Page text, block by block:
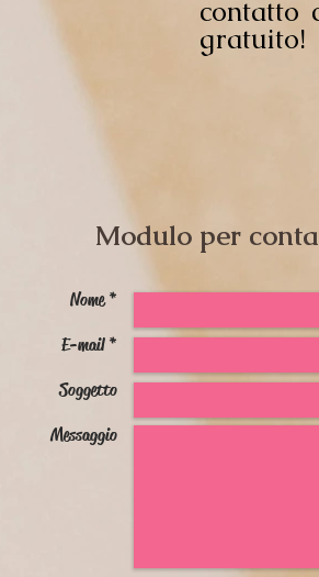
contatto
gratuito!
Nome *
E-mail *
Soggetto
Messaggio
Modulo per